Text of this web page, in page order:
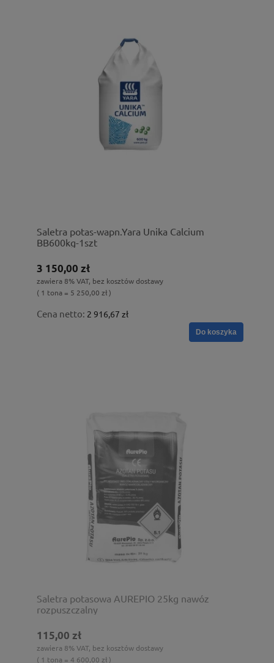
Saletra potas-wapn.Yara Unika Calcium
BB600kg-1szt
3 150,00 zł
zawiera 8% VAT, bez kosztów dostawy
( 1 tona = 5 250,00 zł )
Cena netto: 2 916,67 zł
Do koszyka
Saletra potasowa AUREPIO 25kg nawóz
rozpuszczalny
115,00 zł
zawiera 8% VAT, bez kosztów dostawy
( 1 tona = 4 600,00 zł )